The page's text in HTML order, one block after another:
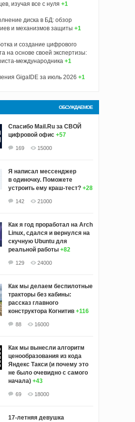
изучая все с нуля +1
диска в БД: обзор
и механизмов защиты +1
и создание цифрового
на основе своей экспертизы:
международника +1
GigaIDE за июль 2026 +1
ОБСУЖДАЕМОЕ
Спасибо Mail.Ru за СВОЙ
цифровой офис +57
169 15000
Я написал мессенджер
в одиночку. Поможете
устроить ему краш‑тест? +28
142 21000
Как я год проработал на Arch
Linux, сдался и вернулся на
скучную Ubuntu для
реальной работы +82
129 24000
Как мы делаем беспилотные
тракторы без кабины:
рассказ главного
конструктора Когнитив +116
88 16000
Как мы вынесли алгоритм
ценообразования из кода
Яндекс Такси (и почему это
не было очевидно с самого
начала) +43
69 18000
17-летняя девушка